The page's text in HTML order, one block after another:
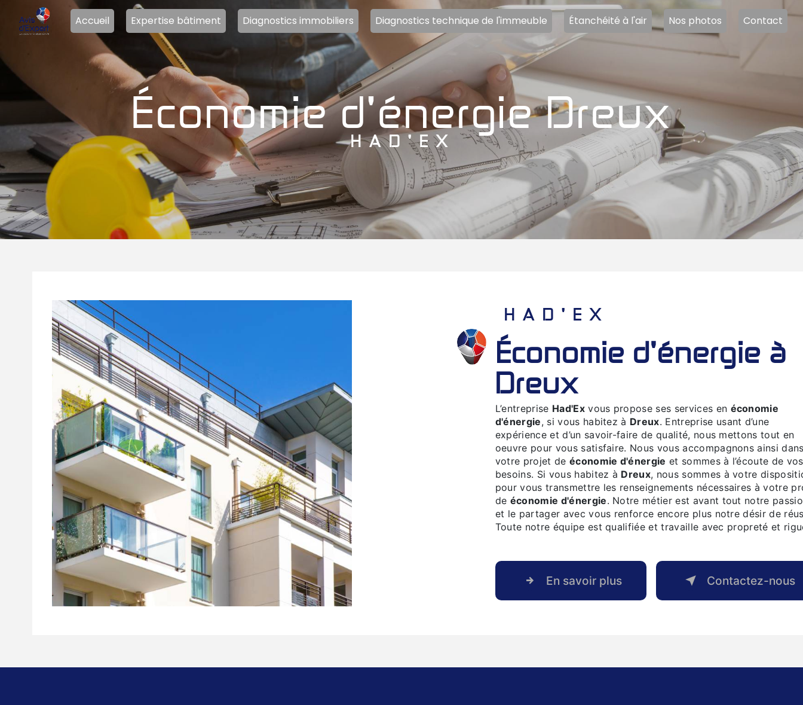
Accueil Expertise bâtiment Diagnostics immobiliers Diagnostics technique de l'immeuble Étanchéité à l'air Nos photos Contact
économie d'énergie Dreux
HAD'EX
HAD'EX
économie d'énergie à
Dreux
L’entreprise Had'Exvous propose ses services en économie
d'énergie, si vous habitez à Dreux. Entreprise usant d’une
expérience et d’un savoir-faire de qualité, nous mettons tout en
oeuvre pour vous satisfaire. Nous vous accompagnons ainsi
votre projet de économie d'énergie et sommes à l’écoute de vos
besoins. Si vous habitez à Dreux, nous sommes à votre
pour vous transmettre les renseignements nécessaires à votre
de économie d'énergie. Notre métier est avant tout notre
et le partager avec vous renforce encore plus notre désir de
Toute notre équipe est qualifiée et travaille avec propreté et
En savoir plus Contactez-nous
Panneau de gestion des cookies